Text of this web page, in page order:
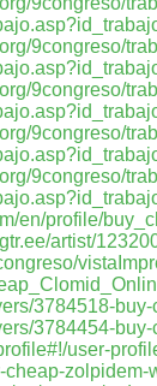
9congreso/
9congreso/
9congreso/
9congreso/
en/profile/
artist/
3784518-
3784454-
user-